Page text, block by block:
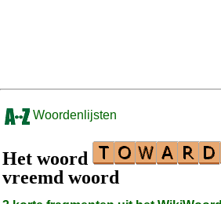
Woordenlijsten
Het woord
vreemd woord